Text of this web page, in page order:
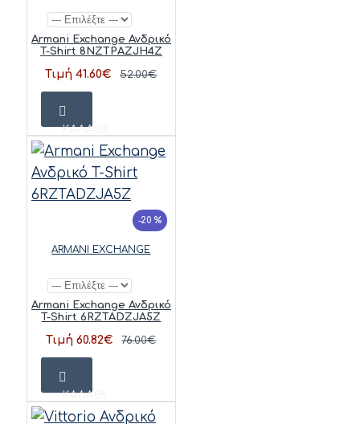
Armani Exchange Ανδρικό
T-Shirt 8NZTPAZJH4Z
Τιμή 41.60€ 52.00€
ΚΑΛΆΘΙ
-20 %
ARMANI EXCHANGE
Armani Exchange Ανδρικό
T-Shirt 6RZTADZJA5Z
Τιμή 60.82€ 76.00€
ΚΑΛΆΘΙ